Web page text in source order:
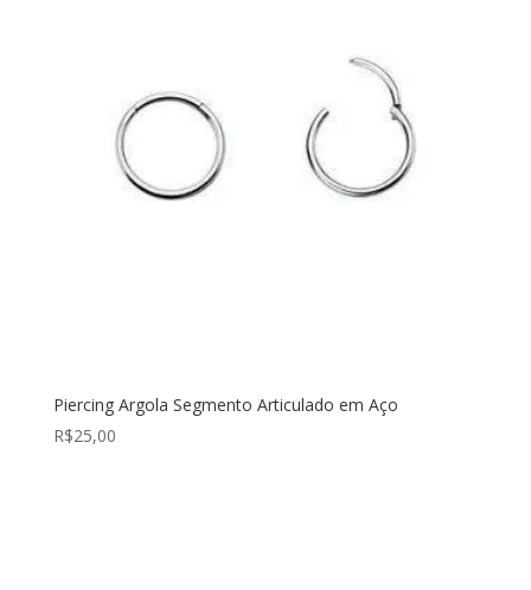
Piercing Argola Segmento Articulado em Aço
R$25,00